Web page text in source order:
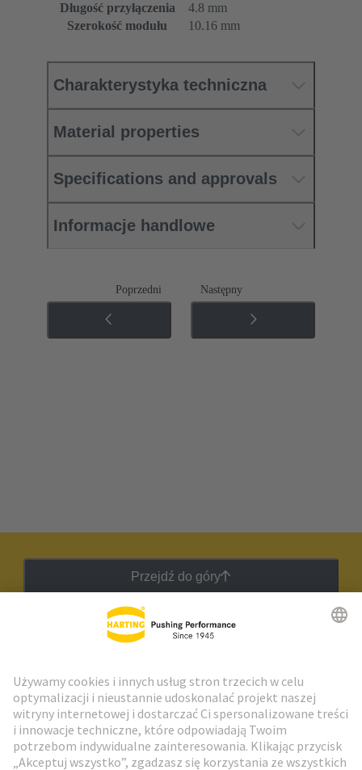
Długość przyłączenia
4.8 mm
Szerokość modułu
10.16 mm
Charakterystyka techniczna
Material properties
Specifications and approvals
Informacje handlowe
Poprzedni Następny
Przejdź do góry
Przejdź do rejestracji